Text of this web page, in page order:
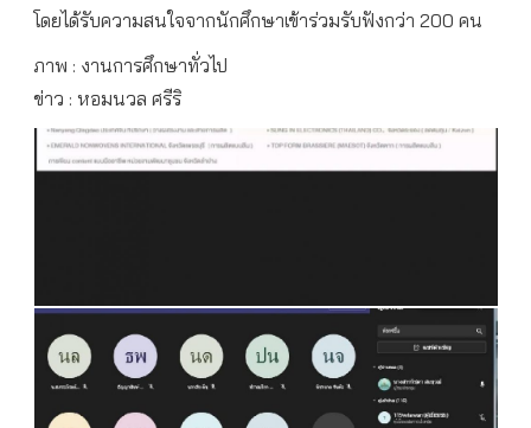
โดยได้รับความสนใจจากนักศึกษาเข้าร่วมรับฟังกว่า 200 คน
ภาพ : งานการศึกษาทั่วไป
ข่าว : หอมนวล ศรีริ